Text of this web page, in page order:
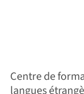
Centre de
langues